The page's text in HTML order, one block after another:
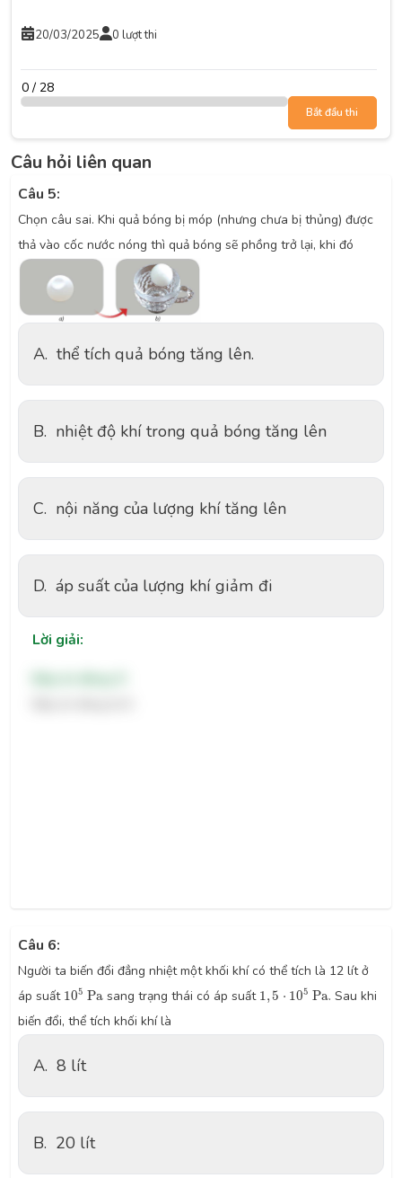
20/03/2025 0 lượt thi
0 / 28
Bắt đầu thi
Câu hỏi liên quan
Câu 5:
Chọn câu sai. Khi quả bóng bị móp (nhưng chưa bị thủng) được
thả vào cốc nước nóng thì quả bóng sẽ phồng trở lại, khi đó
A. thể tích quả bóng tăng lên.
B. nhiệt độ khí trong quả bóng tăng lên
C. nội năng của lượng khí tăng lên
D. áp suất của lượng khí giảm đi
Lời giải:
Câu 6:
Người ta biến đổi đẳng nhiệt một khối khí có thể tích là 12 lít ở
áp suất 105 Pa
105 P sang trạng thái có áp suất 1,5 ⋅ 105 Pa
1 5 105 Pa . Sau khi
biến đổi, thể tích khối khí là
A. 8 lít
B. 20 lít